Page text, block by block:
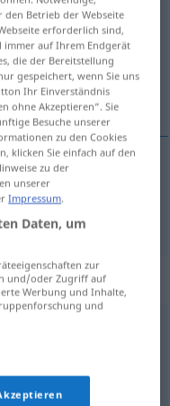
antippen)
Betrieb der Webseite
erforderlich sind,
immer auf Ihrem Endgerät
die der Bereitstellung
gespeichert, wenn Sie uns
Ihr Einverständnis
ohne Akzeptieren“. Sie
Besuche unserer
zu den Cookies
klicken Sie einfach auf den
zu der
unserer
Impressum.
Daten, um
zur
und/oder Zugriff auf
Werbung und Inhalte,
und